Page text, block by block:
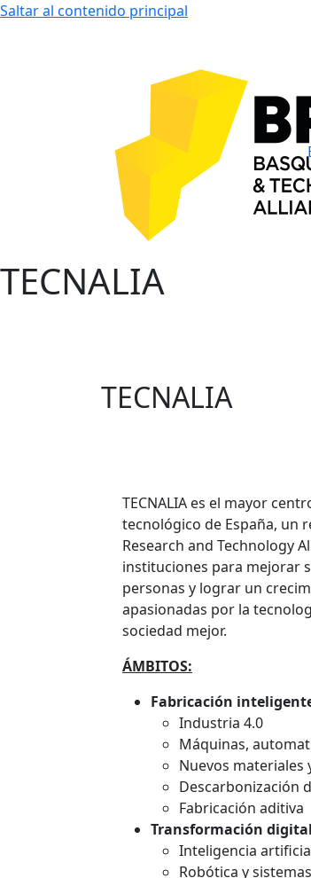
Saltar al contenido principal
TECNALIA
TECNALIA
TECNALIA es el mayor
tecnológico de España, un
Research and Technology
instituciones para mejorar
personas y lograr un
apasionadas por la
sociedad mejor.
ÁMBITOS:
Fabricación
Industria 4.0
Máquinas,
Nuevos materiales
Descarbonización
Fabricación aditiva
Transformación
Inteligencia
Robótica y